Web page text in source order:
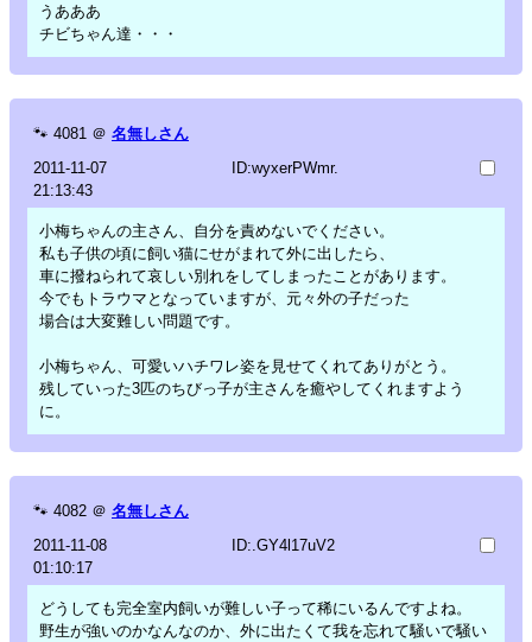
うあああ
チビちゃん達・・・
🐾 4081 ＠ 名無しさん
2011-11-07
21:13:43
ID:wyxerPWmr.
小梅ちゃんの主さん、自分を責めないでください。
私も子供の頃に飼い猫にせがまれて外に出したら、
車に撥ねられて哀しい別れをしてしまったことがあります。
今でもトラウマとなっていますが、元々外の子だった
場合は大変難しい問題です。
小梅ちゃん、可愛いハチワレ姿を見せてくれてありがとう。
残していった3匹のちびっ子が主さんを癒やしてくれますよう
に。
🐾 4082 ＠ 名無しさん
2011-11-08
01:10:17
ID:.GY4l17uV2
どうしても完全室内飼いが難しい子って稀にいるんですよね。
野生が強いのかなんなのか、外に出たくて我を忘れて騒いで騒い